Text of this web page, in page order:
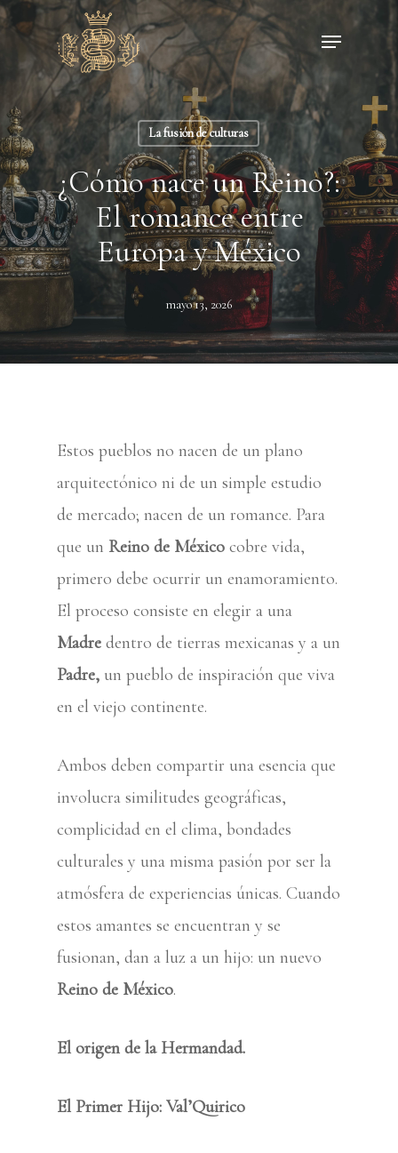
Skip
content
Menu
La fusión de culturas
¿Cómo nace un Reino?:
El romance entre
Europa y México
mayo 13, 2026
Estos pueblos no nacen de un plano
arquitectónico ni de un simple estudio
de mercado; nacen de un romance. Para
que un Reino de México cobre vida,
primero debe ocurrir un enamoramiento.
El proceso consiste en elegir a una
Madre dentro de tierras mexicanas y a un
Padre, un pueblo de inspiración que viva
en el viejo continente.
Ambos deben compartir una esencia que
involucra similitudes geográficas,
complicidad en el clima, bondades
culturales y una misma pasión por ser la
atmósfera de experiencias únicas. Cuando
estos amantes se encuentran y se
fusionan, dan a luz a un hijo: un nuevo
Reino de México.
El origen de la Hermandad.
El Primer Hijo: Val’Quirico